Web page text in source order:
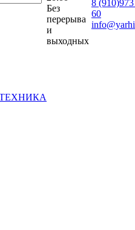
Без
перерыва
и
выходных
8
60
ТЕХНИКА